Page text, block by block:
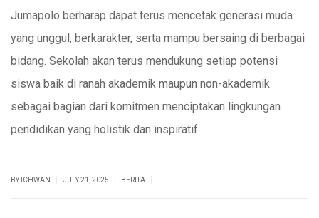
Jumapolo berharap dapat terus mencetak generasi muda
yang unggul, berkarakter, serta mampu bersaing di berbagai
bidang. Sekolah akan terus mendukung setiap potensi
siswa baik di ranah akademik maupun non-akademik
sebagai bagian dari komitmen menciptakan lingkungan
pendidikan yang holistik dan inspiratif.
BY ICHWAN JULY 21, 2025 BERITA